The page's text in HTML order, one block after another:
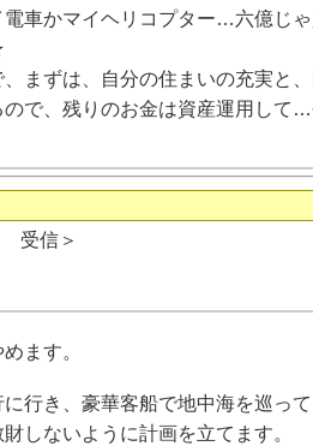
車かマイヘリコプター…六億じ
まずは、自分の住まいの充実と、
で、残りのお金は資産運用して…
受信＞
ます。
行き、豪華客船で地中海を巡って
しないように計画を立てます。